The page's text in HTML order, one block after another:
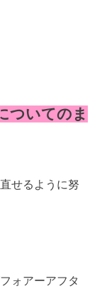
ついてのま
せるように努
ォアーアフタ